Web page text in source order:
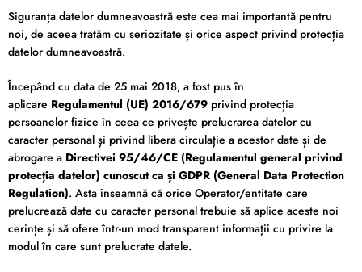
Siguranța datelor dumneavoastră este cea mai importantă pentru
noi, de aceea tratăm cu seriozitate și orice aspect privind protecția
datelor dumneavoastră.
Începând cu data de 25 mai 2018, a fost pus în
aplicare Regulamentul (UE) 2016/679 privind protecția
persoanelor fizice în ceea ce privește prelucrarea datelor cu
caracter personal și privind libera circulație a acestor date și de
abrogare a Directivei 95/46/CE (Regulamentul general privind
protecția datelor) cunoscut ca și GDPR (General Data Protection
Regulation). Asta înseamnă că orice Operator/entitate care
prelucrează date cu caracter personal trebuie să aplice aceste noi
cerințe și să ofere într-un mod transparent informații cu privire la
modul în care sunt prelucrate datele.